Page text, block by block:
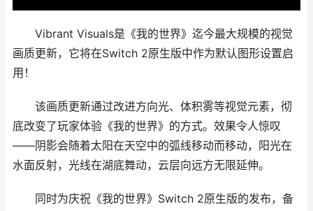
Vibrant Visuals是《我的世界》迄今最大规模的视觉
画质更新，它将在Switch 2原生版中作为默认图形设置启
用！
该画质更新通过改进方向光、体积雾等视觉元素，彻
底改变了玩家体验《我的世界》的方式。效果令人惊叹
——阴影会随着太阳在天空中的弧线移动而移动，阳光在
水面反射，光线在湖底舞动，云层向远方无限延伸。
同时为庆祝《我的世界》Switch 2原生版的发布，备